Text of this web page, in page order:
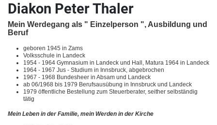
Diakon Peter Thaler
Mein Werdegang als " Einzelperson ", Ausbildung und
Beruf
geboren 1945 in Zams
Volksschule in Landeck
1954 - 1964 Gymnasium in Landeck und Hall, Matura 1964 in Landeck
1964 - 1967 Jus - Studium in Innsbruck, abgebrochen
1967 - 1968 Bundesheer in Absam und Landeck
ab 06/1968 bis 1979 Berufsausübung in Innsbruck und Landeck
1979 öffentliche Bestellung zum Steuerberater, seither selbständig
tätig
Mein Leben in der Familie, mein Werden in der Kirche